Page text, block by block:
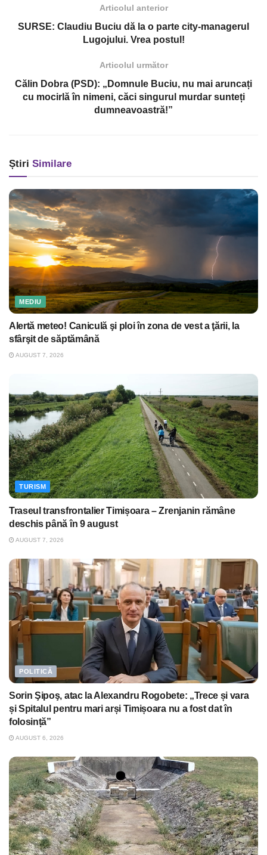
Articolul anterior
SURSE: Claudiu Buciu dă la o parte city-managerul
Lugojului. Vrea postul!
Articolul următor
Călin Dobra (PSD): „Domnule Buciu, nu mai aruncați
cu mocirlă în nimeni, căci singurul murdar sunteți
dumneavoastră!”
Știri Similare
MEDIU
Alertă meteo! Caniculă şi ploi în zona de vest a ţării, la
sfârşit de săptămână
AUGUST 7, 2026
TURISM
Traseul transfrontalier Timișoara – Zrenjanin rămâne
deschis până în 9 august
AUGUST 7, 2026
POLITICĂ
Sorin Şipoş, atac la Alexandru Rogobete: „Trece și vara
și Spitalul pentru mari arși Timișoara nu a fost dat în
folosință”
AUGUST 6, 2026